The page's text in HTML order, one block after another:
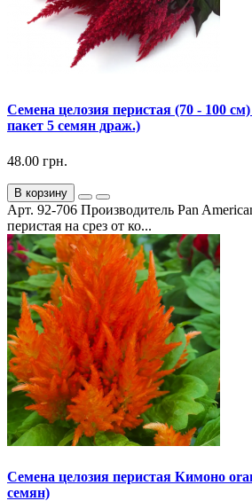
Семена целозия перистая (70 - 100
пакет 5 семян драж.)
48.00 грн.
В корзину
Арт. 92-706 Производитель Pan
перистая на срез от ко...
Семена целозия перистая Кимоно
семян)